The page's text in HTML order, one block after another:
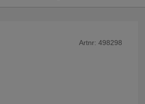
Artnr: 498298